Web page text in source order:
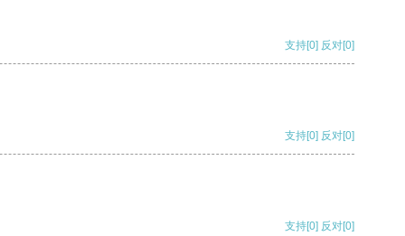
支持[0] 反对[0]
支持[0] 反对[0]
支持[0] 反对[0]